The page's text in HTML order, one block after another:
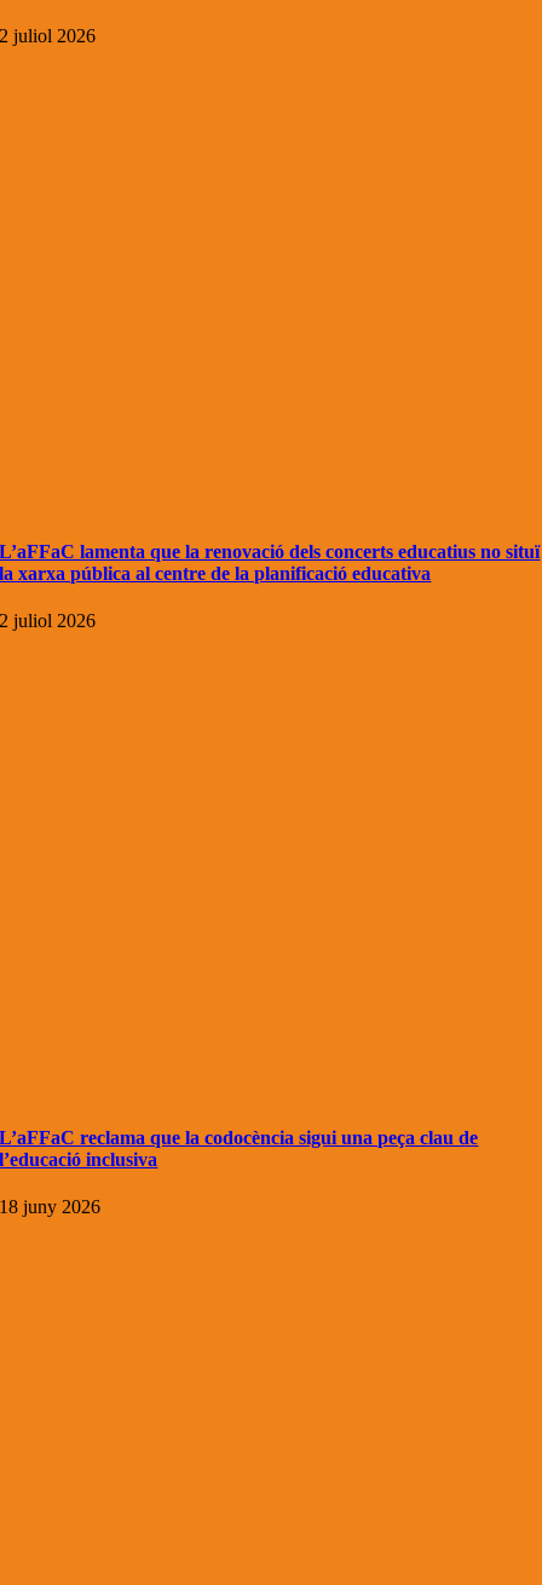
2 juliol 2026
L’aFFaC lamenta que la renovació dels concerts educatius no situï
la xarxa pública al centre de la planificació educativa
2 juliol 2026
L’aFFaC reclama que la codocència sigui una peça clau de
l’educació inclusiva
18 juny 2026